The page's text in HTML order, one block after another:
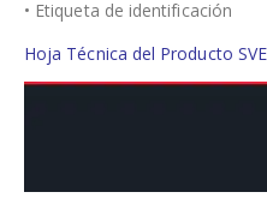
• Etiqueta de identificación
Hoja Técnica del Producto